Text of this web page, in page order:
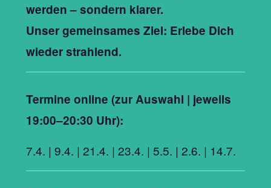
werden – sondern klarer.
Unser gemeinsames Ziel: Erlebe Dich
wieder strahlend.
Termine online (zur Auswahl | jeweils
19:00–20:30 Uhr):
7.4. | 9.4. | 21.4. | 23.4. | 5.5. | 2.6. | 14.7.